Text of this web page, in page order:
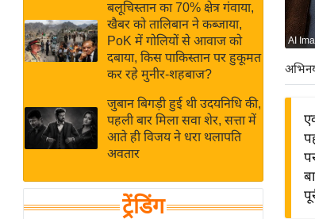
Hindi
Videos
क्रिकेट
IPL
2026
ई-पेपर
मिसाल बेमिसाल
शख्सियत
यंग इंडिया
साहित्य जगत
बलूचिस्तान का 70% क्षेत्र गंवाया,
खैबर को तालिबान ने कब्जाया,
PoK में गोलियों से आवाज को
दबाया, किस पाकिस्तान पर हुकूमत
कर रहे मुनीर-शहबाज?
जुबान बिगड़ी हुई थी उदयनिधि की,
पहली बार मिला सवा शेर, सत्ता में
आते ही विजय ने धरा थलापति
अवतार
ट्रेंडिंग
AI